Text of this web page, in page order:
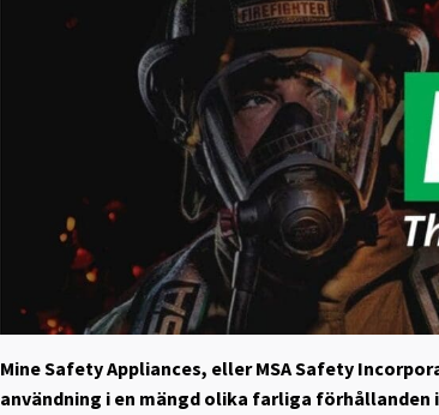
Mine Safety Appliances, eller MSA Safety
användning i en mängd olika farliga